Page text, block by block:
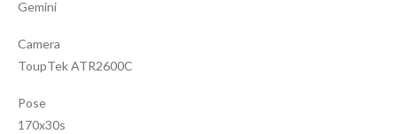
Gemini
Camera
ToupTek ATR2600C
Pose
170x30s